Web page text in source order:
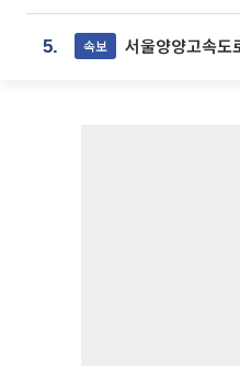
5. 속보 서울양양고속도